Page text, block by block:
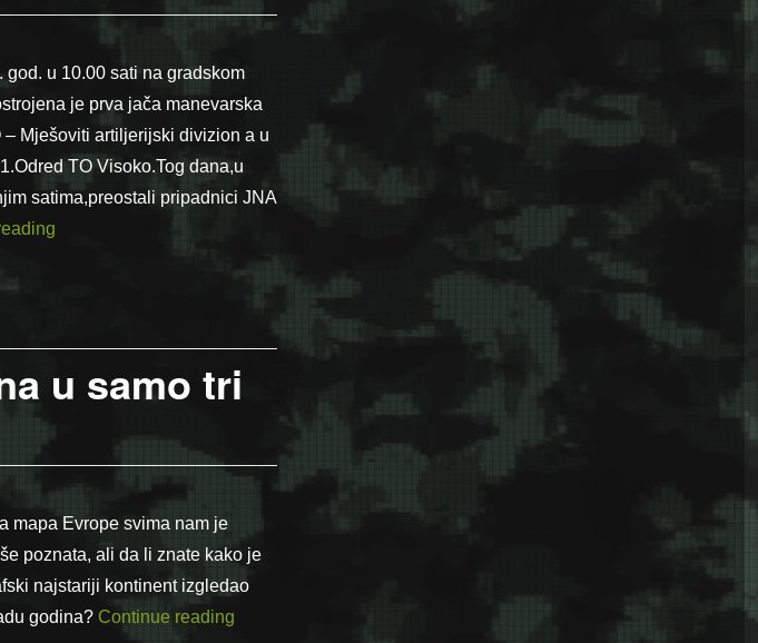
god. u 10.00 sati na gradskom
je prva jača manevarska
– Mješoviti artiljerijski divizion a u
TO Visoko.Tog dana,u
satima,preostali pripadnici JNA
“Ratni 25.4.1992. – Visoko: Prva postrojavanja jedinica odbrane R BiH”
u samo tri
mapa Evrope svima nam je
poznata, ali da li znate kako je
najstariji kontinent izgledao
godina? Continue reading“Svi ratovi iz posljednjih 1.000 godina u samo tri minute”